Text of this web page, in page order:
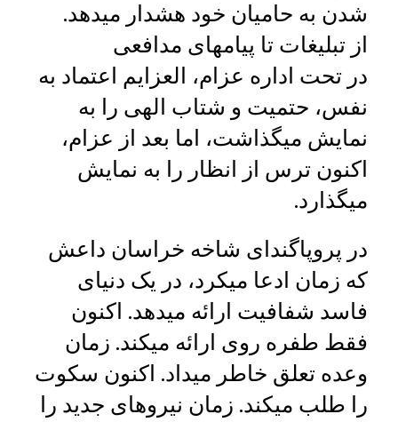
شدن به حامیان خود هشدار میدهد.
از تبلیغات تا پیامهای مدافعی
در تحت اداره عزام، العزایم اعتماد به
نفس، حتمیت و شتاب الهی را به
نمایش میگذاشت، اما بعد از عزام،
اکنون ترس از انظار را به نمایش
میگذارد.
در پروپاگندای شاخه خراسان داعش
که زمان ادعا میکرد، در یک دنیای
فاسد شفافیت ارائه میدهد. اکنون
فقط طفره‌ روی ارائه میکند. زمان
وعده تعلق خاطر میداد. اکنون سکوت
را طلب میکند. زمان نیروهای جدید را